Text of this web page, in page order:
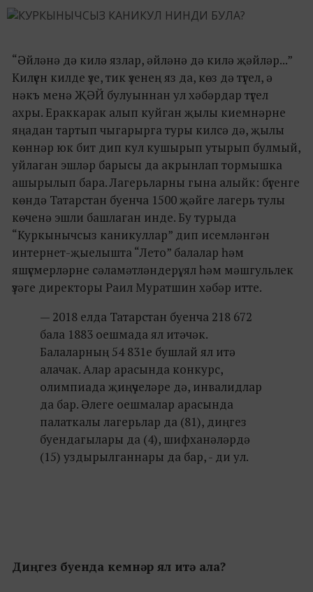
“Әйләнә дә килә язлар, әйләнә дә килә җәйләр...”
Килүен килде үзе, тик үзенең яз да, көз дә түгел, ә
нәкъ менә ҖӘЙ булуыннан ул хәбәрдар түгел
ахры. Ераккарак алып куйган җылы киемнәрне
яңадан тартып чыгарырга туры килсә дә, җылы
көннәр юк бит дип кул кушырып утырып булмый,
уйлаган эшләр барысы да акрынлап тормышка
ашырылып бара. Лагерьларны гына алыйк: бүгенге
көндә Татарстан буенча 1500 җәйге лагерь тулы
көченә эшли башлаган инде. Бу турыда
“Куркынычсыз каникуллар” дип исемләнгән
интернет-җыелышта “Лето” балалар һәм
яшүсмерләрне сәламәтләндерү, ял һәм мәшгульлек
үзәге директоры Раил Муратшин хәбәр итте.
— 2018 елда Татарстан буенча 218 672
бала 1883 оешмада ял итәчәк.
Балаларның 54 831е бушлай ял итә
алачак. Алар арасында конкурс,
олимпиада җиңүчеләре дә, инвалидлар
да бар. Әлеге оешмалар арасында
палаткалы лагерьлар да (81), диңгез
буендагылары да (4), шифханәләрдә
(15) уздырылганнары да бар, - ди ул.
Диңгез буенда кемнәр ял итә ала?